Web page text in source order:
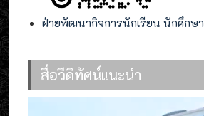
ฝ่ายพัฒนากิจการนักเรียน นักศึกษา
สื่อวีดิทัศน์แนะนำ